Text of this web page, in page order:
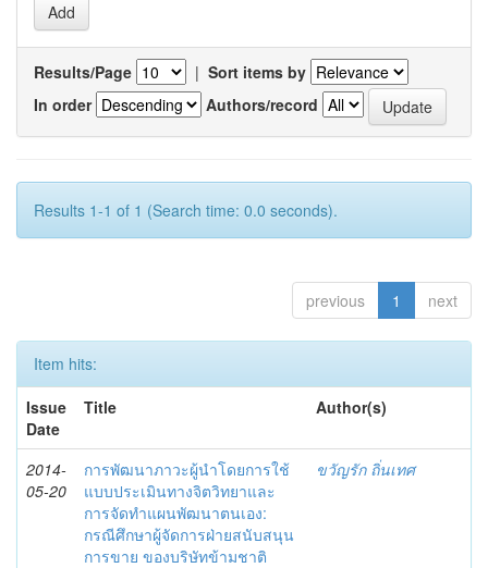
Results/Page | Sort items by
In order
Authors/record
Results 1-1 of 1 (Search time: 0.0 seconds).
previous 1 next
Item hits:
Issue
Date
Title Author(s)
2014-
05-20
การพัฒนาภาวะผู้นำโดยการใช้
แบบประเมินทางจิตวิทยาและ
การจัดทำแผนพัฒนาตนเอง:
กรณีศึกษาผู้จัดการฝ่ายสนับสนุน
การขาย ของบริษัทข้ามชาติ
ขวัญรัก ถิ่นเทศ